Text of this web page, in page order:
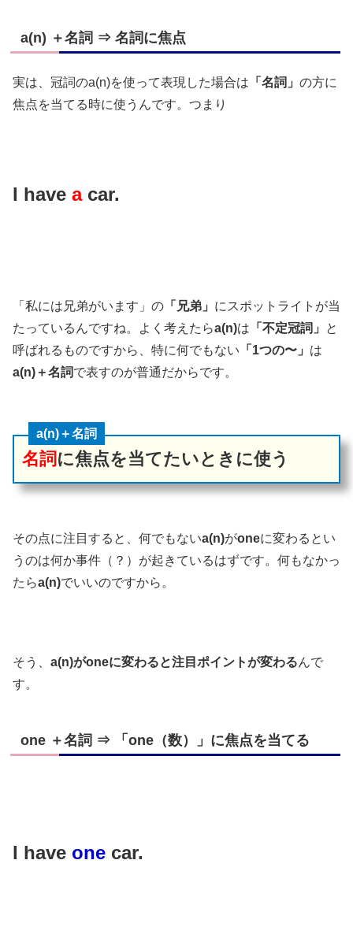
a(n) ＋名詞 ⇒ 名詞に焦点
実は、冠詞のa(n)を使って表現した場合は 「名詞」 の方に
焦点を当てる時に使うんです。つまり
I have acar.
「私には兄弟がいます」の 「兄弟」 にスポットライトが当
たっているんですね。よく考えたらa(n)は 「不定冠詞」
と
呼ばれるものですから、特に何でもない 「1つの〜」 は
a(n)＋名詞で表すのが普通だからです。
a(n)＋名詞
名詞 に焦点を当てたいときに使う
その点に注目すると、何でもないa(n)がoneに変わるとい
うのは何か事件（？）が起きているはずです。何もなかっ
たらa(n)でいいのですから。
そう、 a(n)がoneに変わると注目ポイントが変わるんで
す。
one ＋名詞 ⇒ 「one（数）」に焦点を当てる
I have one car.